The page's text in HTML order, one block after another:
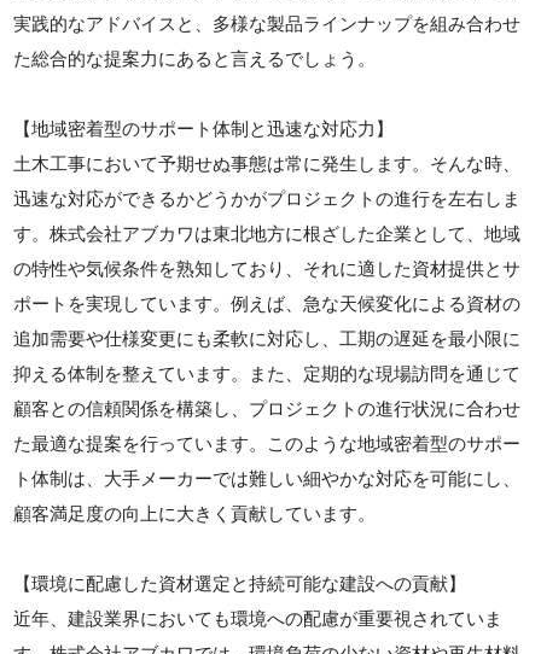
実践的なアドバイスと、多様な製品ラインナップを組み合わせ
た総合的な提案力にあると言えるでしょう。
【地域密着型のサポート体制と迅速な対応力】
土木工事において予期せぬ事態は常に発生します。そんな時、
迅速な対応ができるかどうかがプロジェクトの進行を左右しま
す。株式会社アブカワは東北地方に根ざした企業として、地域
の特性や気候条件を熟知しており、それに適した資材提供とサ
ポートを実現しています。例えば、急な天候変化による資材の
追加需要や仕様変更にも柔軟に対応し、工期の遅延を最小限に
抑える体制を整えています。また、定期的な現場訪問を通じて
顧客との信頼関係を構築し、プロジェクトの進行状況に合わせ
た最適な提案を行っています。このような地域密着型のサポー
ト体制は、大手メーカーでは難しい細やかな対応を可能にし、
顧客満足度の向上に大きく貢献しています。
【環境に配慮した資材選定と持続可能な建設への貢献】
近年、建設業界においても環境への配慮が重要視されていま